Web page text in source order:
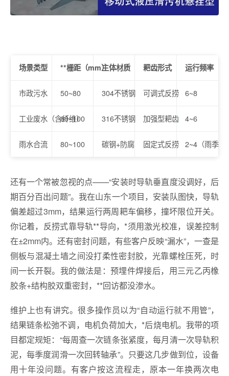
场景类型 **栅距（mm）主体材质 耙齿形式 运行频率（
市政污水 50~80 304不锈钢 可调式反捞 6~8
工业废水（含纤维）
60~100 316不锈钢 加强型耙齿 4~6
雨水合流 80~100 碳钢+防腐 固定式反捞 2~4（雨季加
还有一个常被忽视的点——“安装时导轨垂直度没调好，后
期百分百出问题”。我在山东一个项目，安装队图快，导轨
偏差超过3mm，结果运行两周耙车偏移，撞坏限位开关。
你记着，反捞式靠导轨**导向，*须用激光校准，误差控制
在±2mm内。还有密封问题，有些客户反映“漏水”，一查是
侧板与混凝土墙之间没打柔性密封胶，光靠螺栓压死，时
间一长开裂。我的做法是：预埋件焊接后，用三元乙丙橡
胶条+结构胶双重密封，**回访都没渗水。
维护上也有讲究。很多操作员以为“自动运行就不用管”，
结果链条松弛不调，电机负荷加大，*后烧电机。我带的项
目都定规矩：“每周查一次链条张紧度，每月清一次导轨积
泥，每季度润滑一次回转轴承”。只要这几步做到位，设备
用十年没问题。有客户按这流程走，原本一年换两次电